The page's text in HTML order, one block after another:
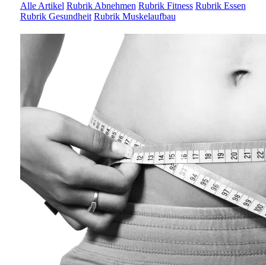
Alle Artikel Rubrik Abnehmen Rubrik Fitness Rubrik Essen
Rubrik Gesundheit Rubrik Muskelaufbau